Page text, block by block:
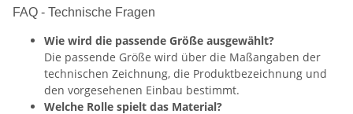
FAQ - Technische Fragen
Wie wird die passende Größe ausgewählt?
Die passende Größe wird über die Maßangaben der
technischen Zeichnung, die Produktbezeichnung und
den vorgesehenen Einbau bestimmt.
Welche Rolle spielt das Material?